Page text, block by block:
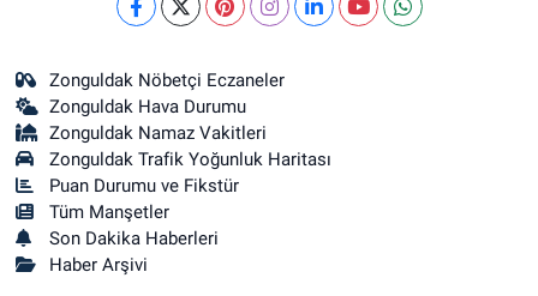
Zonguldak Nöbetçi Eczaneler
Zonguldak Hava Durumu
Zonguldak Namaz Vakitleri
Zonguldak Trafik Yoğunluk Haritası
Puan Durumu ve Fikstür
Tüm Manşetler
Son Dakika Haberleri
Haber Arşivi